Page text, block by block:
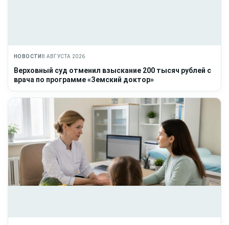
НОВОСТИ 8 АВГУСТА 2026
Верховный суд отменил взыскание 200 тысяч рублей с
врача по программе «Земский доктор»